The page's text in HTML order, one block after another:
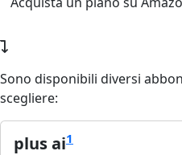
Sono disponibili diversi
scegliere:
plus ai1